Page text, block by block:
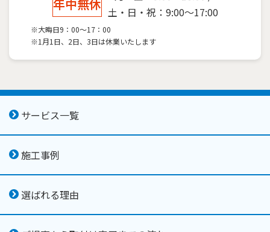
年中無休 土・日・祝：9:00～17:00
※大晦日9：00～17：00
※1月1日、2日、3日は休業いたします
サービス一覧
施工事例
選ばれる理由